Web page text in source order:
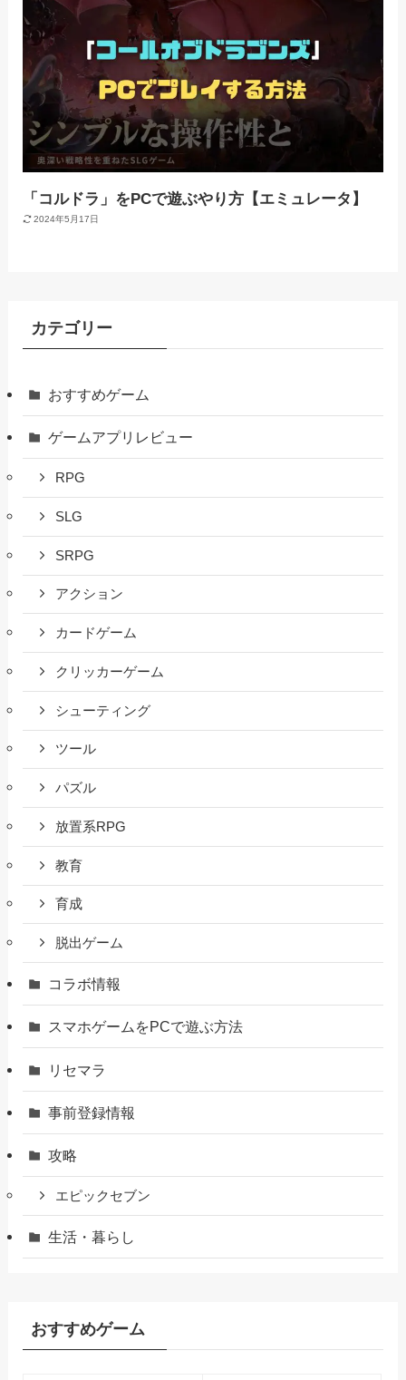
「コルドラ」をPCで遊ぶやり方【エミュレータ】
2024年5月17日
カテゴリー
おすすめゲーム
ゲームアプリレビュー
RPG
SLG
SRPG
アクション
カードゲーム
クリッカーゲーム
シューティング
ツール
パズル
放置系RPG
教育
育成
脱出ゲーム
コラボ情報
スマホゲームをPCで遊ぶ方法
リセマラ
事前登録情報
攻略
エピックセブン
生活・暮らし
おすすめゲーム